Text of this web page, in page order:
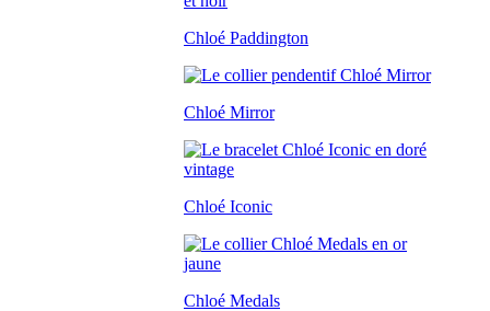
Chloé Paddington
Chloé Mirror
Chloé Iconic
Chloé Medals